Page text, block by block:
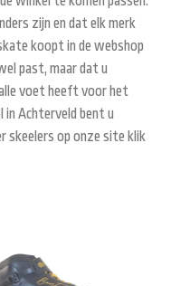
zijn en dat elk merk
koopt in de webshop
past, maar dat u
voet heeft voor het
Achterveld bent u
skeelers op onze site klik